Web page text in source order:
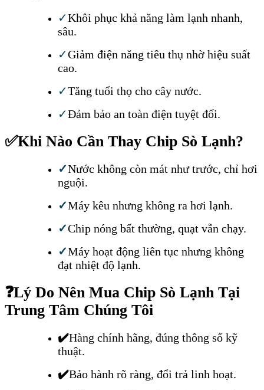
✓Khôi phục khả năng làm lạnh nhanh,
sâu.
✓Giảm điện năng tiêu thụ nhờ hiệu suất
cao.
✓Tăng tuổi thọ cho cây nước.
✓Đảm bảo an toàn điện tuyệt đối.
✅Khi Nào Cần Thay Chip Sò Lạnh?
✓Nước không còn mát như trước, chỉ hơi
nguội.
✓Máy kêu nhưng không ra hơi lạnh.
✓Chip nóng bất thường, quạt vẫn chạy.
✓Máy hoạt động liên tục nhưng không
đạt nhiệt độ lạnh.
❓Lý Do Nên Mua Chip Sò Lạnh Tại
Trung Tâm Chúng Tôi
✔️Hàng chính hãng, đúng thông số kỹ
thuật.
✔️Bảo hành rõ ràng, đổi trả linh hoạt.